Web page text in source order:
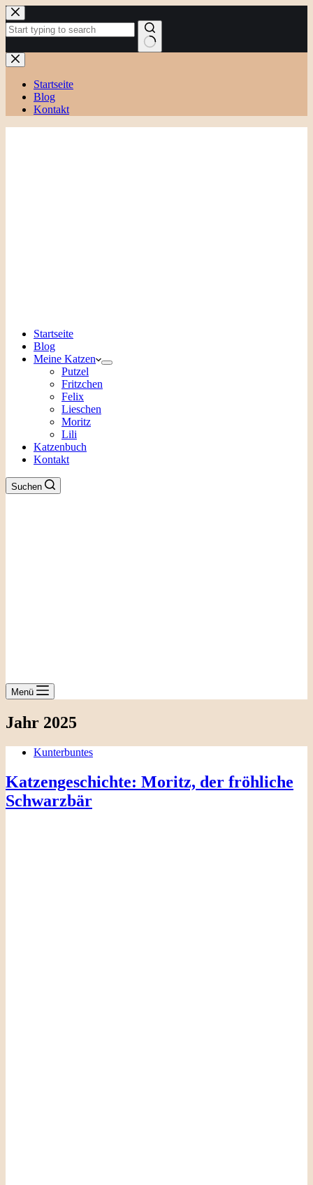
Zum
Inhalt
springen
Keine
Ergebnisse
Startseite
Blog
Kontakt
Startseite
Blog
Meine Katzen
Putzel
Fritzchen
Felix
Lieschen
Moritz
Lili
Katzenbuch
Kontakt
Suchen
Menü
Jahr 2025
Kunterbuntes
Katzengeschichte: Moritz, der fröhliche
Schwarzbär